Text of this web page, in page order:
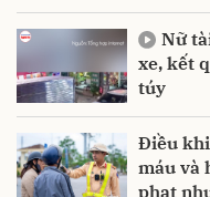
Nữ
xe, kết
túy
Điều
máu và
phạt